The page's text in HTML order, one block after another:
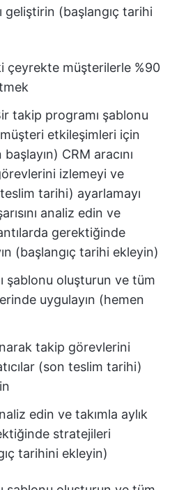
geliştirin (başlangıç tarihi
çeyrekte müşterilerle %90
takip programı şablonu
etkileşimleri için
CRM aracını
izlemeyi ve
teslim tarihi) ayarlamayı
analiz edin ve
gerektiğinde
(başlangıç tarihi ekleyin)
şablonu oluşturun ve tüm
uygulayın (hemen
takip görevlerini
(son teslim tarihi)
edin ve takımla aylık
stratejileri
tarihini ekleyin)